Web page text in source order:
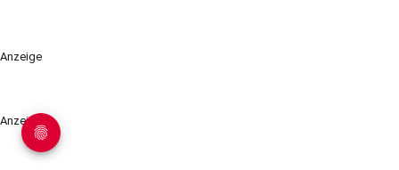
Anzeige
Anzeige